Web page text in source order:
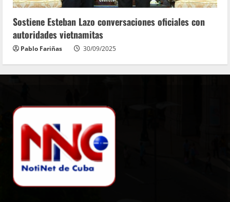
Sostiene Esteban Lazo conversaciones oficiales con
autoridades vietnamitas
Pablo Fariñas 30/09/2025